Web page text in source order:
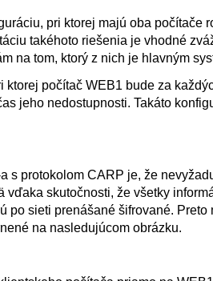
pri ktorej majú oba počítače
takéhoto riešenia je vhodné
na tom, ktorý z nich je hlavným
ktorej počítač WEB1 bude za
jeho nedostupnosti. Takáto
s protokolom CARP je, že
skutočnosti, že všetky
po sieti prenášané šifrované.
na nasledujúcom obrázku.